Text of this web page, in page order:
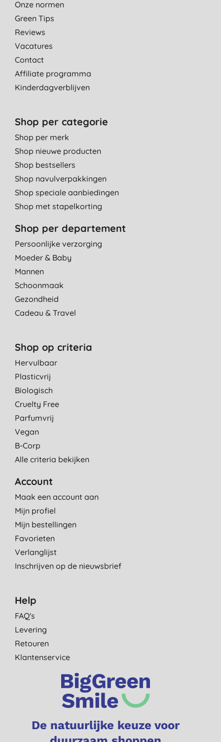
Onze normen
Green Tips
Reviews
Vacatures
Contact
Affiliate programma
Kinderdagverblijven
Shop per categorie
Shop per merk
Shop nieuwe producten
Shop bestsellers
Shop navulverpakkingen
Shop speciale aanbiedingen
Shop met stapelkorting
Shop per departement
Persoonlijke verzorging
Moeder & Baby
Mannen
Schoonmaak
Gezondheid
Cadeau & Travel
Shop op criteria
Hervulbaar
Plasticvrij
Biologisch
Cruelty Free
Parfumvrij
Vegan
B-Corp
Alle criteria bekijken
Account
Maak een account aan
Mijn profiel
Mijn bestellingen
Favorieten
Verlanglijst
Inschrijven op de nieuwsbrief
Help
FAQ's
Levering
Retouren
Klantenservice
De natuurlijke keuze voor